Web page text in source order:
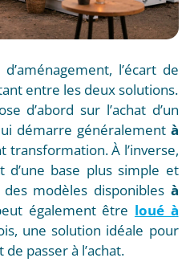
l’écart de
entre les deux solutions.
d’abord sur l’achat d’un
démarre généralement à
transformation. À l’inverse,
d’une base plus simple et
modèles disponibles à
également être loué à
une solution idéale pour
passer à l’achat.